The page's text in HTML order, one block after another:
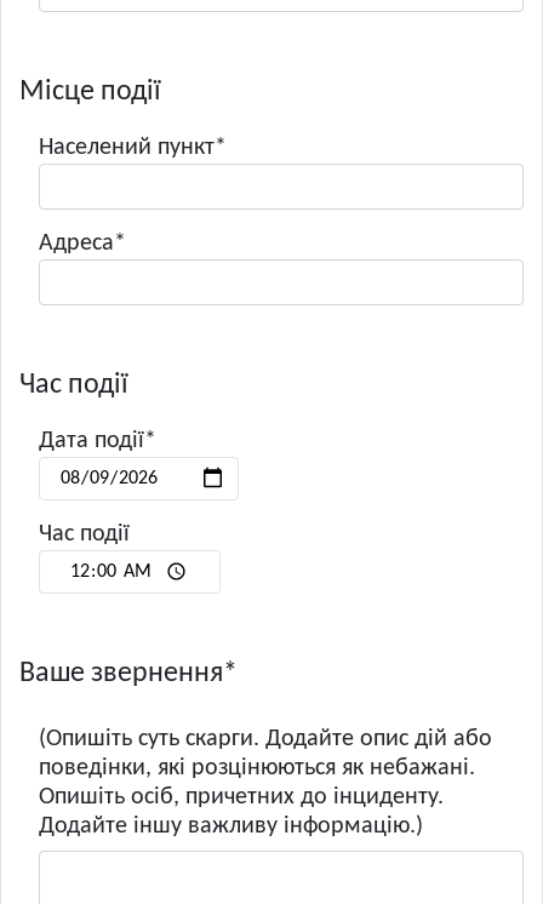
Місце події
Населений пункт*
Адреса*
Час події
Дата події*
Час події
Ваше звернення*
(Опишіть суть скарги. Додайте опис дій або
поведінки, які розцінюються як небажані.
Опишіть осіб, причетних до інциденту.
Додайте іншу важливу інформацію.)